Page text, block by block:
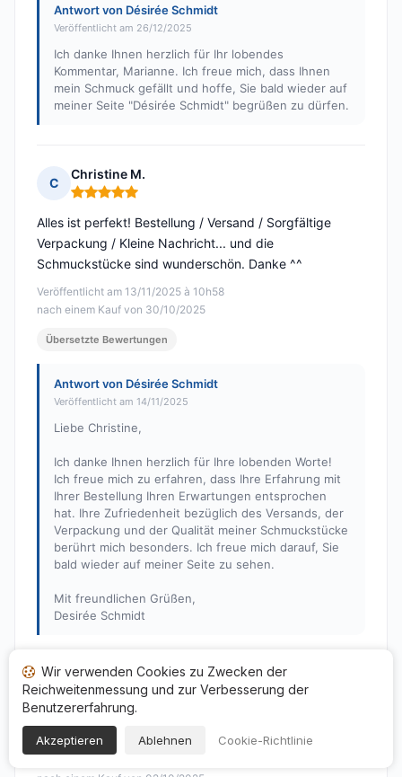
Antwort von Désirée Schmidt
Veröffentlicht am 26/12/2025
Ich danke Ihnen herzlich für Ihr lobendes
Kommentar, Marianne. Ich freue mich, dass Ihnen
mein Schmuck gefällt und hoffe, Sie bald wieder auf
meiner Seite "Désirée Schmidt" begrüßen zu dürfen.
C
Christine M.
Hinweis: 5 von 5
Veröffentlicht am 13/11/2025 à 10h58
nach einem Kauf von 30/10/2025
Alles ist perfekt! Bestellung / Versand / Sorgfältige
Verpackung / Kleine Nachricht... und die
Schmuckstücke sind wunderschön. Danke ^^
Übersetzte Bewertungen
Antwort von Désirée Schmidt
Veröffentlicht am 14/11/2025
Liebe Christine,
Ich danke Ihnen herzlich für Ihre lobenden Worte!
Ich freue mich zu erfahren, dass Ihre Erfahrung mit
Ihrer Bestellung Ihren Erwartungen entsprochen
hat. Ihre Zufriedenheit bezüglich des Versands, der
Verpackung und der Qualität meiner Schmuckstücke
berührt mich besonders. Ich freue mich darauf, Sie
bald wieder auf meiner Seite zu sehen.
Mit freundlichen Grüßen,
Desirée Schmidt
T
Thomas C.
Hinweis: 5 von 5
Schöne Qualität der Produkte und schnelle Lieferung!
Wir verwenden Cookies zu Zwecken der
Reichweitenmessung und zur Verbesserung der
Benutzererfahrung.
Akzeptieren Ablehnen Cookie-Richtlinie